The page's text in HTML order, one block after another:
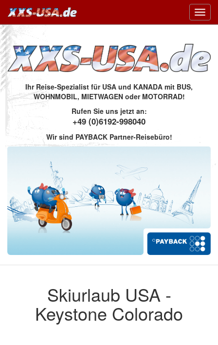
Ihr Reise-Spezialist für USA und KANADA mit BUS,
WOHNMOBIL, MIETWAGEN oder MOTORRAD!
Rufen Sie uns jetzt an:
+49 (0)6192-998040
Wir sind PAYBACK Partner-Reisebüro!
Skiurlaub USA -
Keystone Colorado